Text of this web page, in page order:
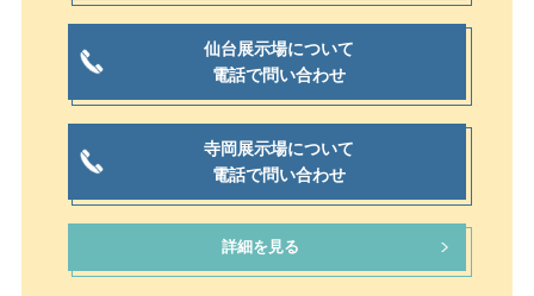
仙台展示場について
電話で問い合わせ
寺岡展示場について
電話で問い合わせ
詳細を見る